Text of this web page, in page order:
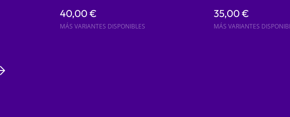
40,00 €
MÁS VARIANTES DISPONIBLES
35,00 €
MÁS VARIANTES